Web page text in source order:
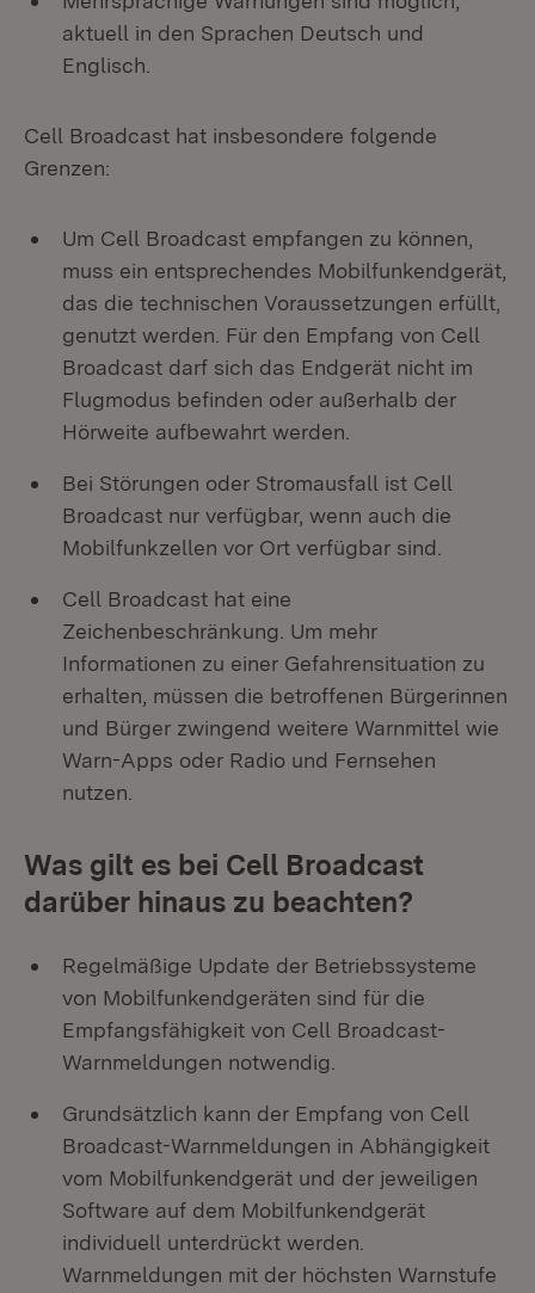
aktuell in den Sprachen Deutsch und
Englisch.
Cell Broadcast hat insbesondere folgende
Grenzen:
Um Cell Broadcast empfangen zu können,
muss ein entsprechendes Mobilfunkendgerät,
das die technischen Voraussetzungen erfüllt,
genutzt werden. Für den Empfang von Cell
Broadcast darf sich das Endgerät nicht im
Flugmodus befinden oder außerhalb der
Hörweite aufbewahrt werden.
Bei Störungen oder Stromausfall ist Cell
Broadcast nur verfügbar, wenn auch die
Mobilfunkzellen vor Ort verfügbar sind.
Cell Broadcast hat eine
Zeichenbeschränkung. Um mehr
Informationen zu einer Gefahrensituation zu
erhalten, müssen die betroffenen Bürgerinnen
und Bürger zwingend weitere Warnmittel wie
Warn-Apps oder Radio und Fernsehen
Was gilt es bei Cell Broadcast
darüber hinaus zu beachten?
Regelmäßige Update der Betriebssysteme
von Mobilfunkendgeräten sind für die
Empfangsfähigkeit von Cell Broadcast-
Warnmeldungen notwendig.
Grundsätzlich kann der Empfang von Cell
Broadcast-Warnmeldungen in Abhängigkeit
vom Mobilfunkendgerät und der jeweiligen
Software auf dem Mobilfunkendgerät
individuell unterdrückt werden.
Warnmeldungen mit der höchsten Warnstufe